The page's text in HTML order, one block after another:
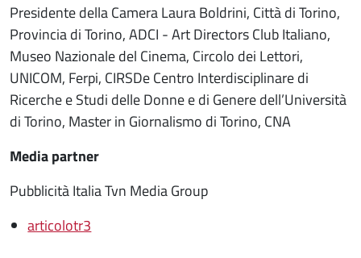
Presidente della Camera Laura Boldrini, Città di Torino,
Provincia di Torino, ADCI - Art Directors Club Italiano,
Museo Nazionale del Cinema, Circolo dei Lettori,
UNICOM, Ferpi, CIRSDe Centro Interdisciplinare di
Ricerche e Studi delle Donne e di Genere dell’Università
di Torino, Master in Giornalismo di Torino, CNA
Media partner
Pubblicità Italia Tvn Media Group
articolotr3